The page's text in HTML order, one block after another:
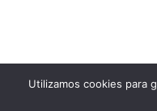
Utilizamos cookies para